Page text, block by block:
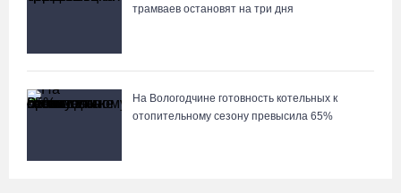
трамваев остановят на три дня
На Вологодчине готовность котельных к
отопительному сезону превысила 65%